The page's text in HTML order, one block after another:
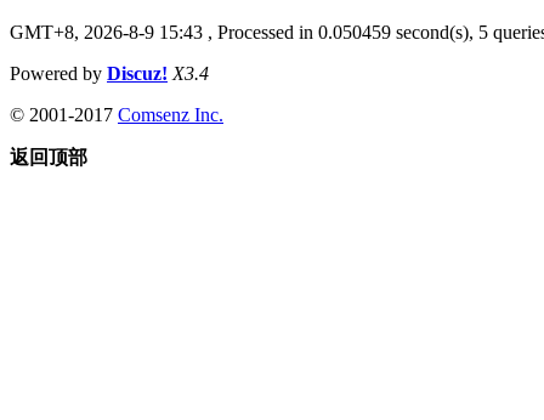
GMT+8, 2026-8-9 15:43 , Processed in 0.050459 second(s), 5
Powered by Discuz! X3.4
© 2001-2017 Comsenz Inc.
返回顶部